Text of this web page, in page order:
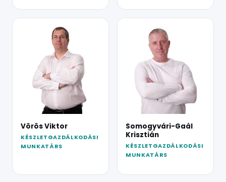
Vörös Viktor
KÉSZLETGAZDÁLKODÁSI
MUNKATÁRS
Somogyvári-Gaál
Krisztián
KÉSZLETGAZDÁLKODÁSI
MUNKATÁRS